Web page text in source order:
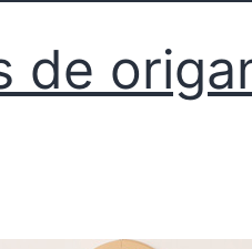
de